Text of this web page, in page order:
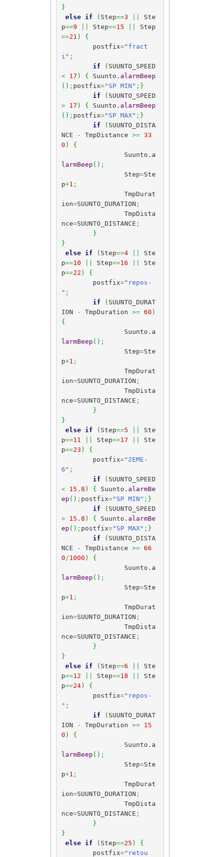
}
else
if ( Step==3
Ste
p==9 Step==15
Step
==21 )
{
	postfix
="fract
i" ;
if
(
<
17 ) { Suunto. alarmBeep
( ) ; postfix="SP MIN" ; }
if
(
>
17 ) { Suunto. alarmBeep
( ) ; postfix="SP MAX" ; }
if
( SUUNTO_DISTA
NCE
- TmpDistance >= 33
0 )
{
		Suunto.
a
larmBeep ( ) ;
		Step
=Ste
p+1 ;
ion=SUUNTO_DURATION ;
nce=SUUNTO_DISTANCE ;
}
}
else
if ( Step==4
Ste
p==10 Step==16
Ste
p==22 )
{
	postfix
="repos-
" ;
if
( SUUNTO_DURAT
ION
- TmpDuration >= 60 )
{
		Suunto.
a
larmBeep ( ) ;
		Step
=Ste
p+1 ;
ion=SUUNTO_DURATION ;
nce=SUUNTO_DISTANCE ;
}
}
else
if ( Step==5
Ste
p==11 Step==17
Ste
p==23 )
{
	postfix
="2EME-
6" ;
if
(
<
15.8 ) { Suunto. alarmBe
ep ( ) ; postfix="SP MIN" ; }
if
(
>
15.8 ) { Suunto. alarmBe
ep ( ) ; postfix="SP MAX" ; }
if
( SUUNTO_DISTA
NCE
- TmpDistance >= 66
0 /1000 )
{
		Suunto.
a
larmBeep ( ) ;
		Step
=Ste
p+1 ;
ion=SUUNTO_DURATION ;
nce=SUUNTO_DISTANCE ;
}
}
else
if ( Step==6
Ste
p==12 Step==18
Ste
p==24)
{
	postfix
="repos-
" ;
if
( SUUNTO_DURAT
ION
- TmpDuration >=
15
0 )
{
		Suunto.
a
larmBeep ( ) ;
		Step
=Ste
p+1 ;
ion=SUUNTO_DURATION ;
nce=SUUNTO_DISTANCE ;
}
}
else
if ( Step==25 )
{
	postfix
="retou